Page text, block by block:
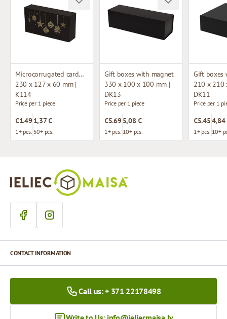
Microcorrugated cardboard box
230 x 127 x 60 mm |
K114
Price per 1 piece
€1.49
1+ pcs.
1,37 €
50+ pcs.
Gift boxes with magnet
330 x 100 x 100 mm |
DK13
Price per 1 piece
€5.69
1+ pcs.
5,08 €
10+ pcs.
Gift boxes
210 x 210
DK11
Price per 1
€5.45
1+ pcs.
4,84
10+
CONTACT INFORMATION
Call us: + 371 22178498